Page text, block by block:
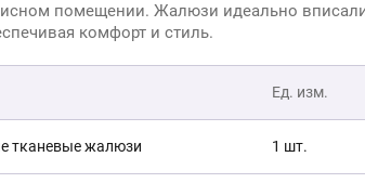
помещении. Жалюзи идеально
комфорт и стиль.
Ед. изм.
тканевые жалюзи 1 шт.